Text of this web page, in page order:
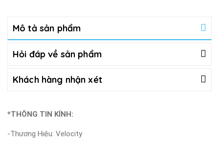
Mô tả sản phẩm
Hỏi đáp về sản phẩm
Khách hàng nhận xét
*THÔNG TIN KÍNH:
-Thương Hiệu: Velocity